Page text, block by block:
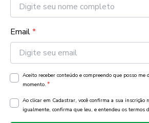
Email*
Aceito receber conteúdo e compreendo que posso me
momento. *
Ao clicar em Cadastrar, você confirma a sua inscrição
igualmente, confirma que leu, e entendeu os termos